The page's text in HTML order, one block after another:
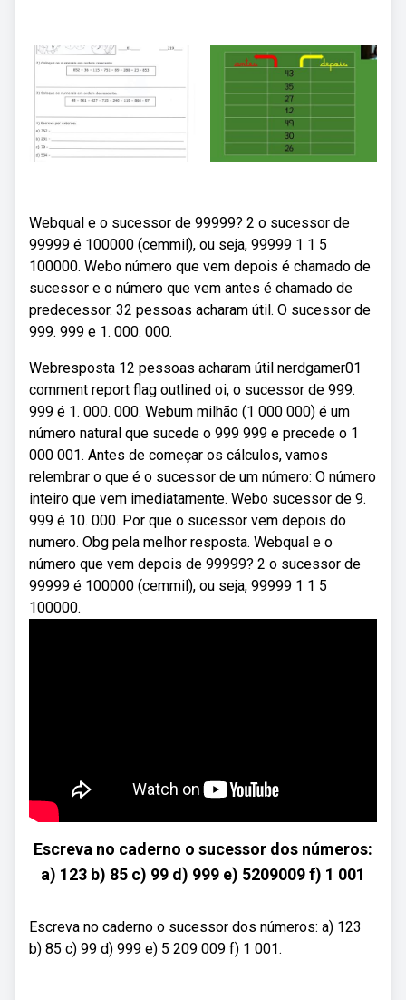
Webqual e o sucessor de 99999? 2 o sucessor de
99999 é 100000 (cemmil), ou seja, 99999 1 1 5
100000. Webo número que vem depois é chamado de
sucessor e o número que vem antes é chamado de
predecessor. 32 pessoas acharam útil. O sucessor de
999. 999 e 1. 000. 000.
Webresposta 12 pessoas acharam útil nerdgamer01
comment report flag outlined oi, o sucessor de 999.
999 é 1. 000. 000. Webum milhão (1 000 000) é um
número natural que sucede o 999 999 e precede o 1
000 001. Antes de começar os cálculos, vamos
relembrar o que é o sucessor de um número: O número
inteiro que vem imediatamente. Webo sucessor de 9.
999 é 10. 000. Por que o sucessor vem depois do
numero. Obg pela melhor resposta. Webqual e o
número que vem depois de 99999? 2 o sucessor de
99999 é 100000 (cemmil), ou seja, 99999 1 1 5
100000.
Escreva no caderno o sucessor dos números:
a) 123 b) 85 c) 99 d) 999 e) 5209009 f) 1 001
Escreva no caderno o sucessor dos números: a) 123
b) 85 c) 99 d) 999 e) 5 209 009 f) 1 001.